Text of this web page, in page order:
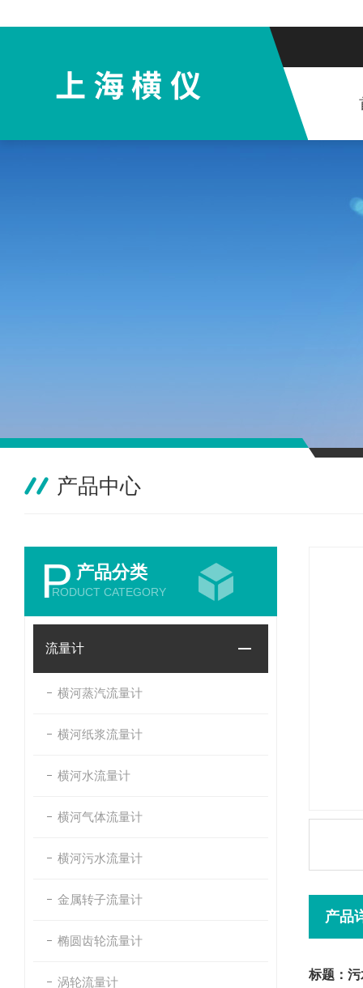
产品中心
P 产品分类
RODUCT CATEGORY
流量计
横河蒸汽流量计
横河纸浆流量计
横河水流量计
横河气体流量计
横河污水流量计
金属转子流量计
椭圆齿轮流量计
涡轮流量计
产品
标题：